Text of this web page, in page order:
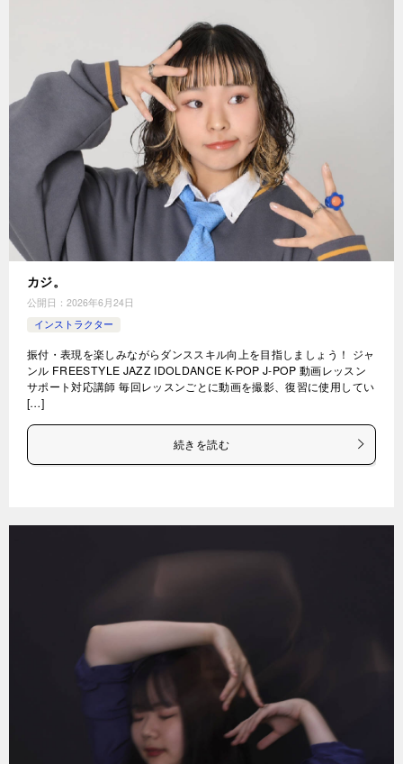
カジ。
公開日： 2026年6月24日
インストラクター
振付・表現を楽しみながらダンススキル向上を目指しましょう！ ジャ
ンル FREESTYLE JAZZ IDOLDANCE K-POP J-POP 動画レッスン
サポート対応講師 毎回レッスンごとに動画を撮影、復習に使用してい
[…]
続きを読む